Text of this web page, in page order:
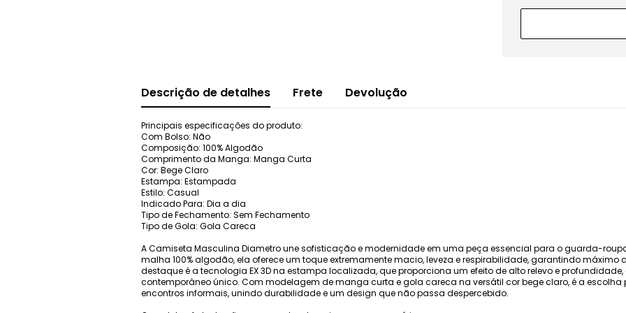
Descrição de detalhes Frete Devolução
Principais especificações do produto:
Com Bolso: Não
Composição: 100% Algodão
Comprimento da Manga: Manga Curta
Cor: Bege Claro
Estampa: Estampada
Estilo: Casual
Indicado Para: Dia a dia
Tipo de Fechamento: Sem Fechamento
Tipo de Gola: Gola Careca
A Camiseta Masculina Diametro une sofisticação e modernidade em uma peça essencial para o guarda-
malha 100% algodão, ela oferece um toque extremamente macio, leveza e respirabilidade, garantindo máximo
destaque é a tecnologia EX 3D na estampa localizada, que proporciona um efeito de alto relevo e
contemporâneo único. Com modelagem de manga curta e gola careca na versátil cor bege claro, é a escolha
encontros informais, unindo durabilidade e um design que não passa despercebido.